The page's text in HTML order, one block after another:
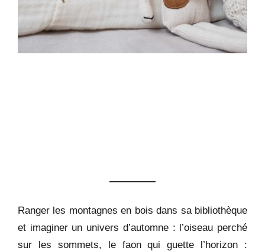
Ranger les montagnes en bois dans sa bibliothèque
et imaginer un univers d’automne : l’oiseau perché
sur les sommets, le faon qui guette l’horizon :